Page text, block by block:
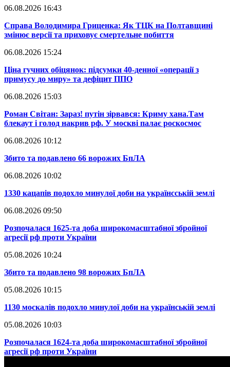
06.08.2026 16:43
​Справа Володимира Гриценка: Як ТЦК на Полтавщині
змінює версії та приховує смертельне побиття
06.08.2026 15:24
​Ціна гучних обіцянок: підсумки 40-денної «операції з
примусу до миру» та дефіцит ППО
06.08.2026 15:03
​Роман Світан: Зараз! путін зірвався: Криму хана.Там
блекаут і голод накрив рф. У москві палає роскосмос
06.08.2026 10:12
​Збито та подавлено 66 ворожих БпЛА
06.08.2026 10:02
​1330 кацапів подохло минулої доби на українсській землі
06.08.2026 09:50
​Розпочалася 1625-та доба широкомасштабної збройної
агресії рф проти України
05.08.2026 10:24
​Збито та подавлено 98 ворожих БпЛА
05.08.2026 10:15
​1130 москалів подохло минулої доби на українській землі
05.08.2026 10:03
​Розпочалася 1624-та доба широкомасштабної збройної
агресії рф проти України